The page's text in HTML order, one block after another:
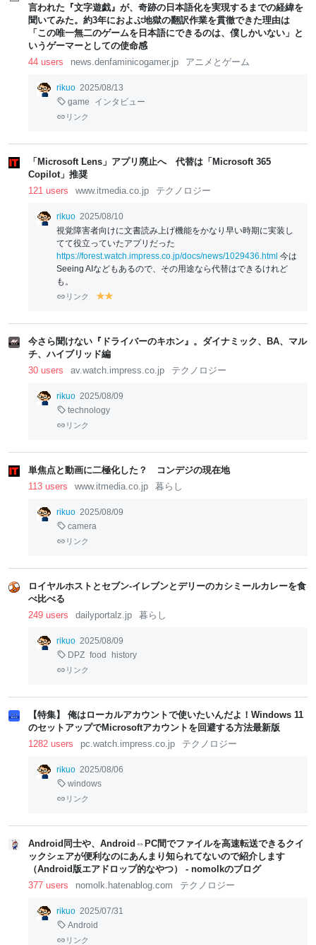
言われた『文字遊戯』が、奇跡の日本語化を実現するまでの経緯を
聞いてみた。約3年におよぶ地獄の翻訳作業を貫徹できた理由は
「この唯一無二のゲームを日本語にできるのは、僕しかいない」と
いうゲーマーとしての使命感
44 users
news.denfaminicogamer.jp アニメとゲーム
rikuo 2025/08/13
game
インタビュー
リンク
「Microsoft Lens」アプリ廃止へ 代替は「Microsoft 365
Copilot」推奨
121 users
www.itmedia.co.jp テクノロジー
rikuo 2025/08/10
視覚障害者向けに文書読み上げ機能をかなり早い時期に実装し
てて役立っていたアプリだった
https://forest.watch.impress.co.jp/docs/news/1029436.html 今は
Seeing AIなどもあるので、その用途なら代替はできるけれど
も。
リンク
y
lo
w
lo
w
今さら聞けない『ドライバーのキホン』。ダイナミック、BA、マル
チ、ハイブリッド編
30 users
av.watch.impress.co.jp テクノロジー
rikuo 2025/08/09
technology
リンク
単焦点と動画に二極化した？ コンデジの現在地
113 users
www.itmedia.co.jp 暮らし
rikuo 2025/08/09
camera
リンク
ロイヤルホストとセブン‐イレブンとデリーのカシミールカレーを食
べ比べる
249 users
dailyportalz.jp 暮らし
rikuo 2025/08/09
DPZ food history
リンク
【特集】 俺はローカルアカウントで使いたいんだよ！Windows 11
のセットアップでMicrosoftアカウントを回避する方法最新版
1282 users
pc.watch.impress.co.jp テクノロジー
rikuo 2025/08/06
windows
リンク
Android同士や、Android⇔PC間でファイルを高速転送できるクイ
ックシェアが便利なのにあんまり知られてないので紹介します
（Android版エアドロップ的なやつ） - nomolkのブログ
377 users
nomolk.hatenablog.com テクノロジー
rikuo 2025/07/31
Android
リンク